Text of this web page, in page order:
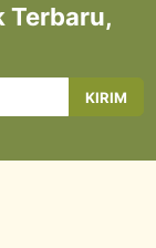
Terbaru,
KIRIM